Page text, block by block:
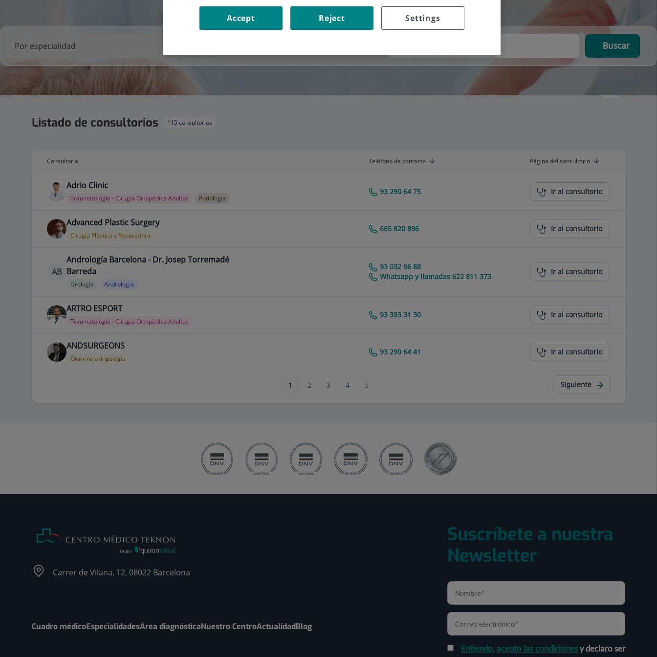
Buscar
Listado de consultorios 115 consultorios
Consultorio Teléfono de contacto Página del consultorio
Adrio Clinic
Traumatología - Cirugía Ortopédica Adultos Podología
93 290 64 75 Ir al consultorio
Advanced Plastic Surgery
Cirugía Plástica y Reparadora
665 820 896 Ir al consultorio
AB
Andrología Barcelona - Dr. Josep Torremadé
Barreda
Urología Andrología
93 032 96 88
Whatsapp y llamadas 622 811 373
Ir al consultorio
ARTRO ESPORT
Traumatología - Cirugía Ortopédica Adultos
93 393 31 30 Ir al consultorio
ANDSURGEONS
Otorrinolaringología
93 290 64 41 Ir al consultorio
1 2 3 4 5 Siguiente
Carrer de Vilana, 12, 08022 Barcelona
Cuadro médicoEspecialidadesÁrea diagnósticaNuestro CentroActualidadBlog
Suscríbete a nuestra
Newsletter
Entiendo, acepto las condicionesy declaro ser
Settings
Reject
Accept